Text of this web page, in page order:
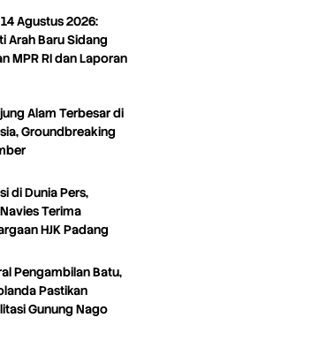
Agustus 2026:
Arah Baru Sidang
MPR RI dan Laporan
Alam Terbesar di
Groundbreaking
di Dunia Pers,
Terima
HJK Padang
Pengambilan Batu,
Pastikan
Gunung Nago